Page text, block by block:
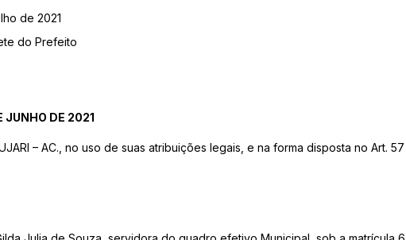
de 2021
do Prefeito
DE 2021
– AC., no uso de suas atribuições legais, e na forma disposta no Art.